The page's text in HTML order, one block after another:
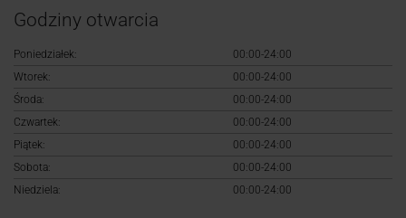
Godziny otwarcia
Poniedziałek:
00:00-24:00
Wtorek:
00:00-24:00
Środa:
00:00-24:00
Czwartek:
00:00-24:00
Piątek:
00:00-24:00
Sobota:
00:00-24:00
Niedziela:
00:00-24:00